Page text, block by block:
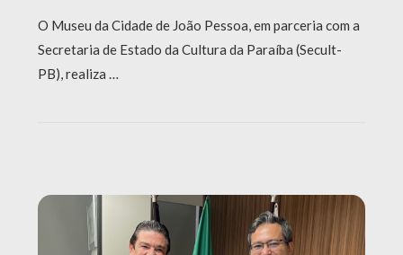
O Museu da Cidade de João Pessoa, em parceria com a
Secretaria de Estado da Cultura da Paraíba (Secult-
PB), realiza …